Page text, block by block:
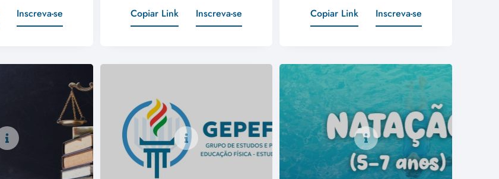
Inscreva-se Copiar Link Inscreva-se Copiar Link Inscreva-se